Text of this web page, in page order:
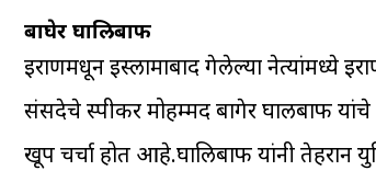
बाघेर घालिबाफ
इराणमधून इस्लामाबाद गेलेल्या नेत्यांमध्ये
संसदेचे स्पीकर मोहम्मद बागेर घालीबाफ यांचे
खूप चर्चा होत आहे.घालिबाफ यांनी तेहरान